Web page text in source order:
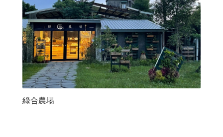
綠合農場